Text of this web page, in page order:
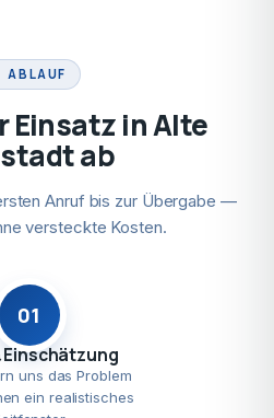
ABLAUF
Einsatz in Alte
ab
Anruf bis zur Übergabe —
versteckte Kosten.
01
Einschätzung
uns das Problem
ein realistisches